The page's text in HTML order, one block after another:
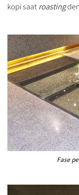
kopi saatroasting
Fase